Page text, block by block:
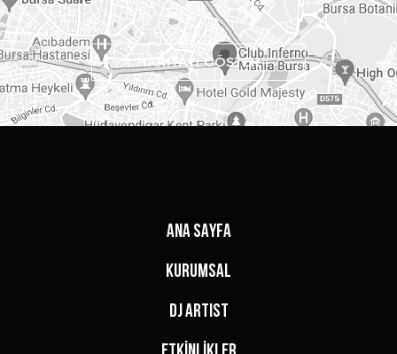
HARİTAYI GÖSTER
ANA SAYFA
KURUMSAL
DJ ARTIST